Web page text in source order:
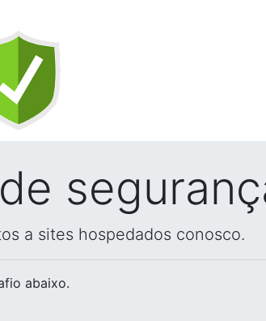
a sites hospedados conosco.
abaixo.